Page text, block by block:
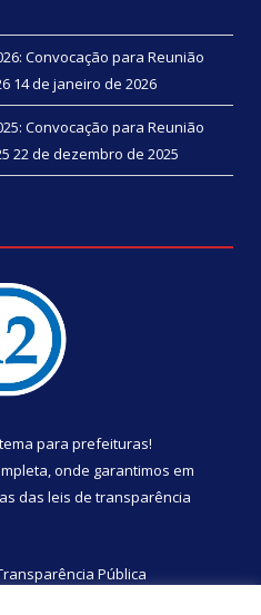
Convocação para Reunião
14 de janeiro de 2026
Convocação para Reunião
22 de dezembro de 2025
para prefeituras!
onde garantimos em
das leis de transparência
Pública